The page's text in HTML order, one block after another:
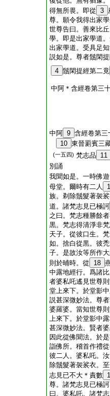
得無所畏。即從 3
尊。願令我得出家
世尊告曰。善來比
學。即是出家學道
出家學道。受具足
説如是。尊者鬚閑
4 鬚閑提經第二竟
中阿＊含經卷第三
中阿 9 含經卷第三
10 東晉罽賓三
(一五四) 梵志品
11
別誦
我聞如是。一時佛
母堂。爾時有二人
族。剃除鬚髮著袈
道。諸梵志見已極訶
之曰。梵志種勝餘
黒。梵志得清淨非
天子。從彼口生。
如。捨白從黒。彼
子。是故汝等所作
則於晡時。從
18
中露地經行。爲諸
者婆私吒遙見世尊
堂上來下。於堂影
説甚深微妙法。尊
婆羅婆。當知世尊
上來下。於堂影中
甚深微妙法。賢者
因此從佛聞法。於
詣佛所。稽首作禮
彼二人。婆私吒。
除鬚髮著袈裟衣。
志見已不大＊責數
尊。諸梵志見已極
曰。婆私吒。諸梵